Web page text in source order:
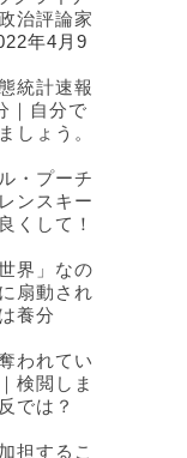
治評論家
年4月9
統計速報
｜自分で
しょう。
・プーチ
ンスキー
くして！
界」なの
扇動され
養分
われてい
検閲しま
では？
担するこ